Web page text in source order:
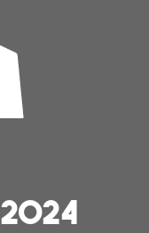
2024